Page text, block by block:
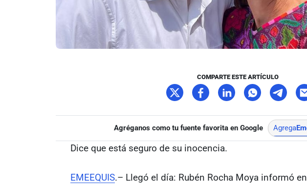
COMPARTE ESTE ARTÍCULO
Agréganos como tu fuente favorita en Google Agrega
Dice que está seguro de su inocencia.
EMEEQUIS.– Llegó el día: Rubén Rocha Moya informó